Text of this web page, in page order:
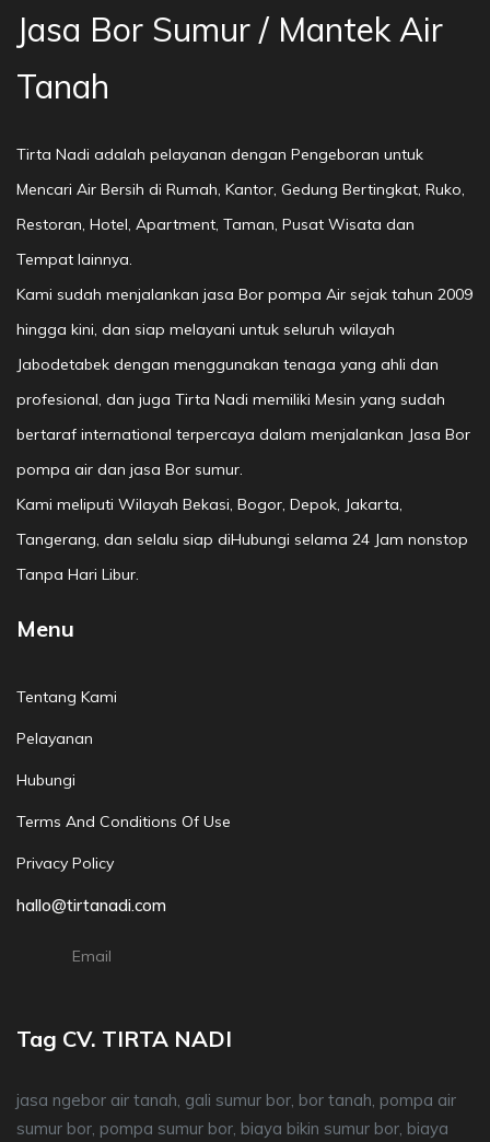
Jasa Bor Sumur / Mantek Air
Tanah
Tirta Nadi adalah pelayanan dengan Pengeboran untuk
Mencari Air Bersih di Rumah, Kantor, Gedung Bertingkat, Ruko,
Restoran, Hotel, Apartment, Taman, Pusat Wisata dan
Tempat lainnya.
Kami sudah menjalankan jasa Bor pompa Air sejak tahun 2009
hingga kini, dan siap melayani untuk seluruh wilayah
Jabodetabek dengan menggunakan tenaga yang ahli dan
profesional, dan juga Tirta Nadi memiliki Mesin yang sudah
bertaraf international terpercaya dalam menjalankan Jasa Bor
pompa air dan jasa Bor sumur.
Kami meliputi Wilayah Bekasi, Bogor, Depok, Jakarta,
Tangerang, dan selalu siap diHubungi selama 24 Jam nonstop
Tanpa Hari Libur.
Menu
Tentang Kami
Pelayanan
Hubungi
Terms And Conditions Of Use
Privacy Policy
hallo@tirtanadi.com
Email
Tag CV. TIRTA NADI
jasa ngebor air tanah, gali sumur bor, bor tanah, pompa air
sumur bor, pompa sumur bor, biaya bikin sumur bor, biaya